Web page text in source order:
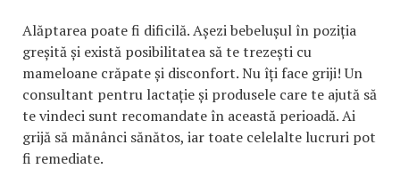
Alăptarea poate fi dificilă. Așezi bebelușul în poziția
greșită și există posibilitatea să te trezești cu
mameloane crăpate și disconfort. Nu îți face griji! Un
consultant pentru lactație și produsele care te ajută să
te vindeci sunt recomandate în această perioadă. Ai
grijă să mănânci sănătos, iar toate celelalte lucruri pot
fi remediate.